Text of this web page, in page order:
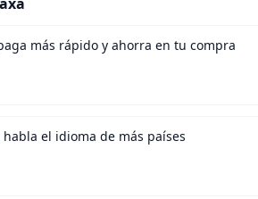
más rápido y ahorra en tu compra
habla el idioma de más países